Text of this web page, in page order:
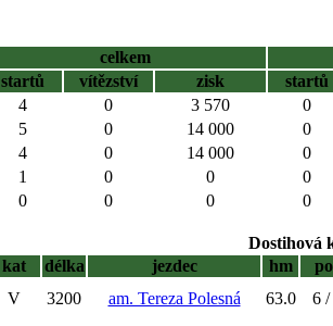
celkem
startů
vítězství zisk
startů
4 0 3 570
0
5 0 14 000
0
4 0 14 000
0
1 0 0
0
0 0 0 0
Dostihová
kat délka jezdec hm
V 3200 am. Tereza Polesná 63.0 6 /